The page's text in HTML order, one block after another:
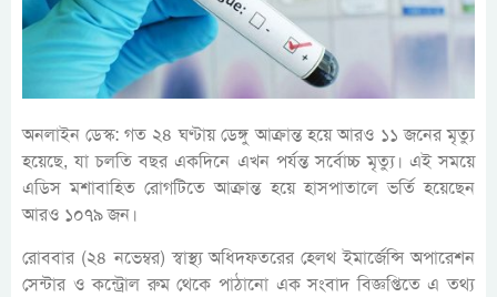
অনলাইন ডেস্ক: গত ২৪ ঘণ্টায় ডেঙ্গু আক্রান্ত হয়ে আরও ১১ জনের মৃত্যু
হয়েছে, যা চলতি বছর একদিনে এখন পর্যন্ত সর্বোচ্চ মৃত্যু। এই সময়ে
এডিস মশাবাহিত রোগটিতে আক্রান্ত হয়ে হাসপাতালে ভর্তি হয়েছেন
আরও ১০৭৯ জন।
রোববার (২৪ নভেম্বর) স্বাস্থ্য অধিদফতরের হেলথ ইমার্জেন্সি অপারেশন
সেন্টার ও কন্ট্রোল রুম থেকে পাঠানো এক সংবাদ বিজ্ঞপ্তিতে এ তথ্য